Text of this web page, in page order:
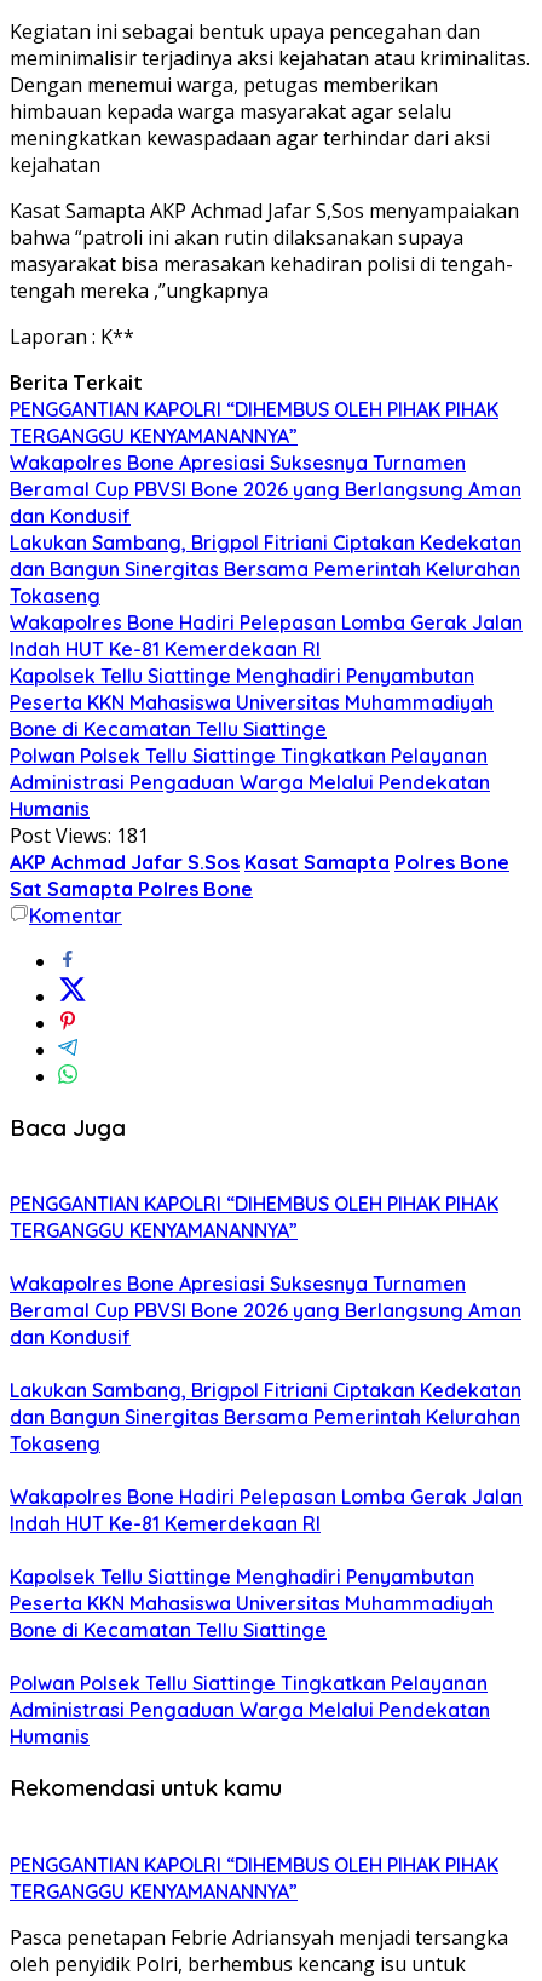
Kegiatan ini sebagai bentuk upaya pencegahan dan
meminimalisir terjadinya aksi kejahatan atau kriminalitas.
Dengan menemui warga, petugas memberikan
himbauan kepada warga masyarakat agar selalu
meningkatkan kewaspadaan agar terhindar dari aksi
kejahatan
Kasat Samapta AKP Achmad Jafar S,Sos menyampaiakan
bahwa “patroli ini akan rutin dilaksanakan supaya
masyarakat bisa merasakan kehadiran polisi di tengah-
tengah mereka ,”ungkapnya
Laporan : K**
Berita Terkait
PENGGANTIAN KAPOLRI “DIHEMBUS OLEH PIHAK PIHAK
TERGANGGU KENYAMANANNYA”
Wakapolres Bone Apresiasi Suksesnya Turnamen
Beramal Cup PBVSI Bone 2026 yang Berlangsung Aman
dan Kondusif
Lakukan Sambang, Brigpol Fitriani Ciptakan Kedekatan
dan Bangun Sinergitas Bersama Pemerintah Kelurahan
Tokaseng
Wakapolres Bone Hadiri Pelepasan Lomba Gerak Jalan
Indah HUT Ke-81 Kemerdekaan RI
Kapolsek Tellu Siattinge Menghadiri Penyambutan
Peserta KKN Mahasiswa Universitas Muhammadiyah
Bone di Kecamatan Tellu Siattinge
Polwan Polsek Tellu Siattinge Tingkatkan Pelayanan
Administrasi Pengaduan Warga Melalui Pendekatan
Humanis
Post Views: 181
AKP Achmad Jafar S.Sos Kasat Samapta Polres Bone
Sat Samapta Polres Bone
Komentar
Baca Juga
PENGGANTIAN KAPOLRI “DIHEMBUS OLEH PIHAK PIHAK
TERGANGGU KENYAMANANNYA”
Wakapolres Bone Apresiasi Suksesnya Turnamen
Beramal Cup PBVSI Bone 2026 yang Berlangsung Aman
dan Kondusif
Lakukan Sambang, Brigpol Fitriani Ciptakan Kedekatan
dan Bangun Sinergitas Bersama Pemerintah Kelurahan
Tokaseng
Wakapolres Bone Hadiri Pelepasan Lomba Gerak Jalan
Indah HUT Ke-81 Kemerdekaan RI
Kapolsek Tellu Siattinge Menghadiri Penyambutan
Peserta KKN Mahasiswa Universitas Muhammadiyah
Bone di Kecamatan Tellu Siattinge
Polwan Polsek Tellu Siattinge Tingkatkan Pelayanan
Administrasi Pengaduan Warga Melalui Pendekatan
Humanis
Rekomendasi untuk kamu
PENGGANTIAN KAPOLRI “DIHEMBUS OLEH PIHAK PIHAK
TERGANGGU KENYAMANANNYA”
Pasca penetapan Febrie Adriansyah menjadi tersangka
oleh penyidik Polri, berhembus kencang isu untuk